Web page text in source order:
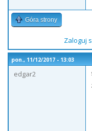
Góra strony
Zaloguj
pon., 11/12/2017 - 13:03
edgar2